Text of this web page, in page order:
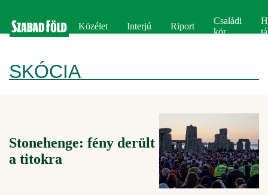
Közélet Interjú Riport
Családi
kör
SKÓCIA
Stonehenge: fény derült
a titokra